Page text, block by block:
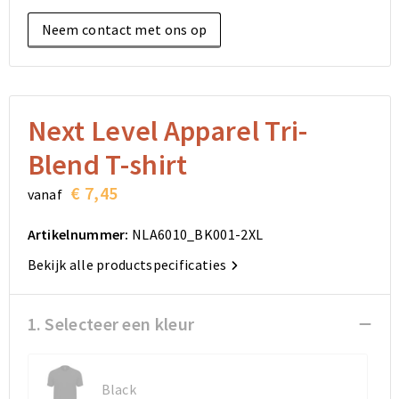
Elektronica, Gadgets en USB
Sleutelhangers en Lanyards
Anti-stress
Lampen en Gereedschap
Aanstekers
Snoepgoed
Sinterklaas
Reistassensets
Goodiebags
Golftassen
Opvouwbare tassen
Autotassen
Matrozentassen
Schoudertassen
Rugzakken
Bodywarmers
Kleding sets
Reistassensets
Goodiebags
Golftassen
Opvouwbare tassen
Autotassen
Matrozentassen
Schoudertassen
Rugzakken
Overhemden
Jassen
Broeken en Rokken
Schoenen
Neem contact met ons op
Next Level Apparel Tri-
Blend T-shirt
vanaf € 7,45
Artikelnummer: NLA6010_BK001-2XL
Bekijk alle productspecificaties
1. Selecteer een kleur
Black